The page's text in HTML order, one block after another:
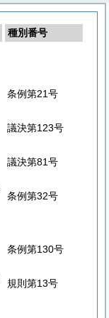
種別番号
条例第21号
議決第123号
議決第81号
条例第32号
条例第130号
規則第13号